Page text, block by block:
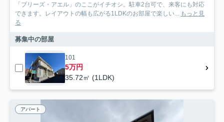
「ブリーズ・アエル」のここがイチオシ。駐車2台可で、来客にも対応
できます。レイアウトの幅も広がる1LDKのお部屋で楽しい... もっと見
る
募集中の部屋
101
5万円
35.72㎡ (1LDK)
アパート